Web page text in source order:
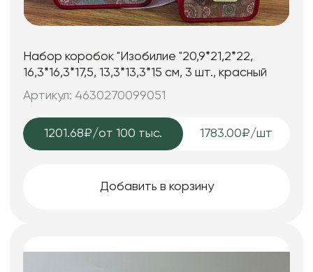
Набор коробок "Изобилие "20,9*21,2*22,
16,3*16,3*17,5, 13,3*13,3*15 см, 3 шт., красный
Артикул: 4630270099051
1201.68₽/от 100 тыс. 1783.00₽/шт
Добавить в корзину